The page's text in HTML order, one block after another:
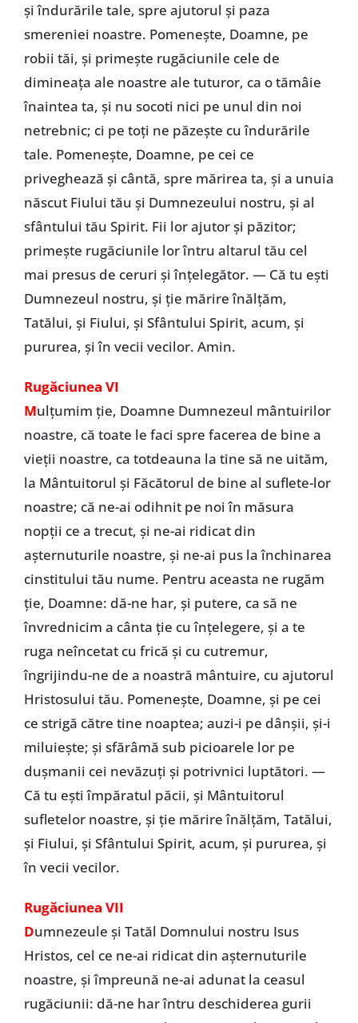
şi îndurările tale, spre ajutorul şi paza
smereniei noastre. Pomeneşte, Doamne, pe
robii tăi, şi primeşte rugăciunile cele de
dimineaţa ale noastre ale tuturor, ca o tămâie
înaintea ta, şi nu socoti nici pe unul din noi
netrebnic; ci pe toţi ne păzeşte cu îndurările
tale. Pomeneşte, Doamne, pe cei ce
priveghează şi cântă, spre mărirea ta, şi a unuia
născut Fiului tău şi Dumnezeului nostru, şi al
sfântului tău Spirit. Fii lor ajutor şi păzitor;
primeşte rugăciunile lor întru altarul tău cel
mai presus de ceruri şi înţelegător. — Că tu eşti
Dumnezeul nostru, şi ţie mărire înălţăm,
Tatălui, şi Fiului, şi Sfântului Spirit, acum, şi
pururea, şi în vecii vecilor. Amin.
Rugăciunea VI
Mulţumim ţie, Doamne Dumnezeul mântuirilor
noastre, că toate le faci spre facerea de bine a
vieţii noastre, ca totdeauna la tine să ne uităm,
la Mântuitorul şi Făcătorul de bine al suflete-lor
noastre; că ne-ai odihnit pe noi în măsura
nopţii ce a trecut, şi ne-ai ridicat din
aşternuturile noastre, şi ne-ai pus la închinarea
cinstitului tău nume. Pentru aceasta ne rugăm
ţie, Doamne: dă-ne har, şi putere, ca să ne
învrednicim a cânta ţie cu înţelegere, şi a te
ruga neîncetat cu frică şi cu cutremur,
îngrijindu-ne de a noastră mântuire, cu ajutorul
Hristosului tău. Pomeneşte, Doamne, şi pe cei
ce strigă către tine noaptea; auzi-i pe dânşii, şi-i
miluieşte; şi sfărâmă sub picioarele lor pe
duşmanii cei nevăzuţi şi potrivnici luptători. —
Că tu eşti împăratul păcii, şi Mântuitorul
sufletelor noastre, şi ţie mărire înălţăm, Tatălui,
şi Fiului, şi Sfântului Spirit, acum, şi pururea, şi
în vecii vecilor.
Rugăciunea VII
Dumnezeule şi Tatăl Domnului nostru Isus
Hristos, cel ce ne-ai ridicat din aşternuturile
noastre, şi împreună ne-ai adunat la ceasul
rugăciunii: dă-ne har întru deschiderea gurii